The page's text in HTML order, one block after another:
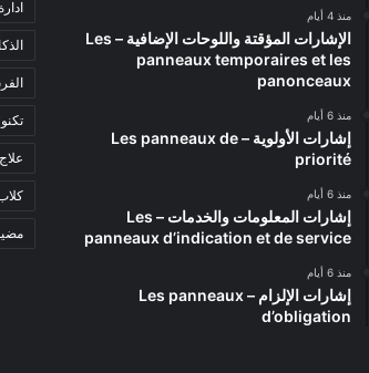
منذ 4 أيام
الإشارات المؤقتة واللوحات الإضافية – Les
panneaux temporaires et les
panonceaux
منذ 6 أيام
إشارات الأولوية – Les panneaux de
priorité
منذ 6 أيام
إشارات المعلومات والخدمات – Les
panneaux d’indication et de service
منذ 6 أيام
إشارات الإلزام – Les panneaux
d’obligation